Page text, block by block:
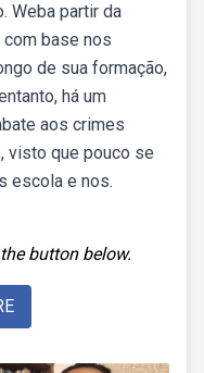
Weba partir da
base nos
de sua formação,
há um
aos crimes
visto que pouco se
escola e nos.
button below.